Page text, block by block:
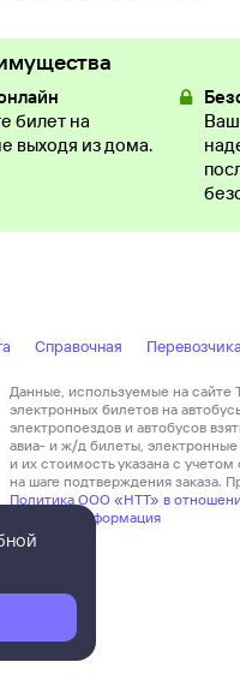
билет на
выходя из дома.
Справочная
Данные, используемые на сайте
электронных билетов на
электропоездов и автобусов
авиа- и ж/д билеты,
и их стоимость указана с
на шаге подтверждения заказа.
Политика ООО «НТТ» в
Правовая информация